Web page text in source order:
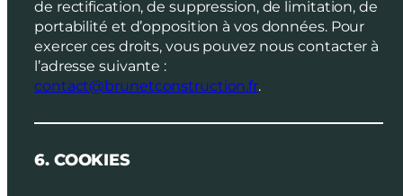
de rectification, de suppression, de limitation, de
portabilité et d’opposition à vos données. Pour
exercer ces droits, vous pouvez nous contacter à
l’adresse suivante :
contact@brunetconstruction.fr.
6. COOKIES